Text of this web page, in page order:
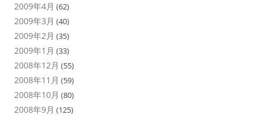
2009年4月 (62)
2009年3月 (40)
2009年2月 (35)
2009年1月 (33)
2008年12月 (55)
2008年11月 (59)
2008年10月 (80)
2008年9月 (125)